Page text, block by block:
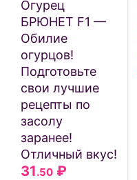
Огурец
БРЮНЕТ F1 —
Обилие
огурцов!
Подготовьте
свои лучшие
рецепты по
засолу
заранее!
Отличный вкус!
31.50 ₽